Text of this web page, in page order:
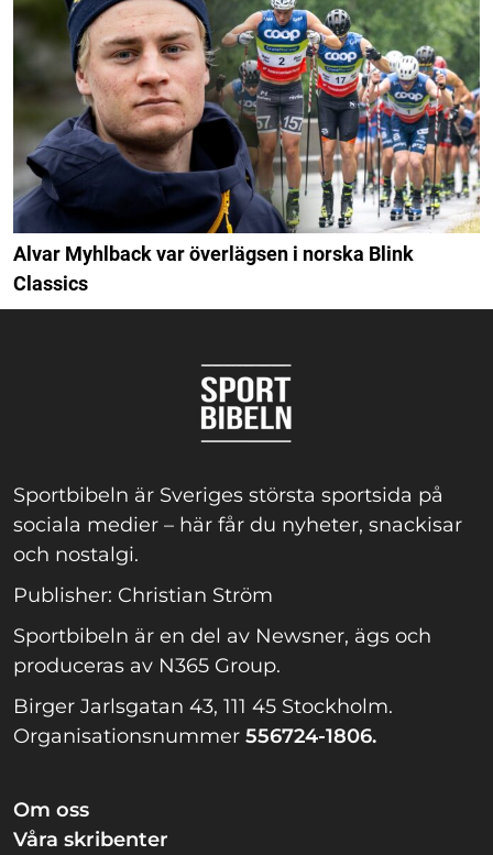
Alvar Myhlback var överlägsen i norska Blink
Classics
Sportbibeln är Sveriges största sportsida på
sociala medier – här får du nyheter, snackisar
och nostalgi.
Publisher: Christian Ström
Sportbibeln är en del av Newsner, ägs och
produceras av N365 Group.
Birger Jarlsgatan 43, 111 45 Stockholm.
Organisationsnummer 556724-1806.
Om oss
Våra skribenter